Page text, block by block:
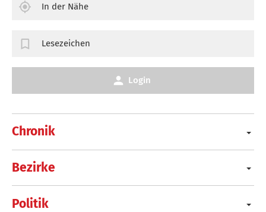
Chronik
Bezirke
Politik
In der Nähe
Lesezeichen
Login